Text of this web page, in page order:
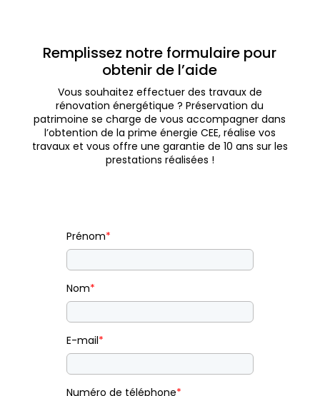
Remplissez notre formulaire pour
obtenir de l’aide
Vous souhaitez effectuer des travaux de
rénovation énergétique ? Préservation du
patrimoine se charge de vous accompagner dans
l’obtention de la prime énergie CEE, réalise vos
travaux et vous offre une garantie de 10 ans sur les
prestations réalisées !
Prénom*
Nom*
E-mail*
Numéro de téléphone*